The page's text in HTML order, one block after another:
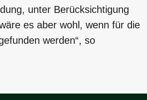
unter Berücksichtigung
es aber wohl, wenn für die
werden“, so